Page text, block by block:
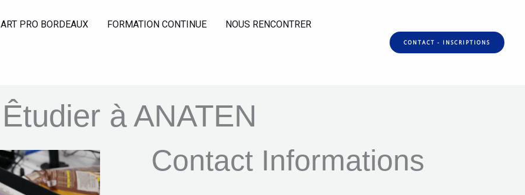
ART PRO BORDEAUX FORMATION CONTINUE NOUS RENCONTRER
CONTACT - INSCRIPTIONS
Êtudier à ANATEN
Contact Informations